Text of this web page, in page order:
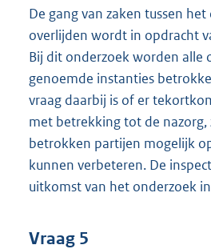
De gang van zaken tussen
overlijden wordt in opdracht
Bij dit onderzoek worden alle
genoemde instanties
vraag daarbij is of er
met betrekking tot de nazorg,
betrokken partijen mogelijk
kunnen verbeteren. De
uitkomst van het onderzoek
Vraag 5